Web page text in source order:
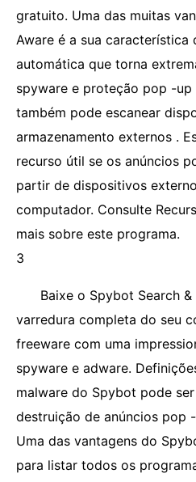
gratuito. Uma das muitas
Aware é a sua característica
automática que torna
spyware e proteção pop -up
também pode escanear
armazenamento externos .
recurso útil se os anúncios
partir de dispositivos
computador. Consulte
mais sobre este programa.
3
Baixe o Spybot Search
varredura completa do seu
freeware com uma
spyware e adware.
malware do Spybot pode
destruição de anúncios pop
Uma das vantagens do
para listar todos os